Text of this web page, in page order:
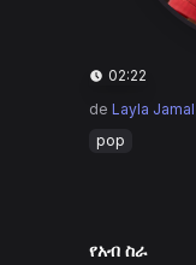
02:22
de Layla Jamal
pop
የአብ ስራ